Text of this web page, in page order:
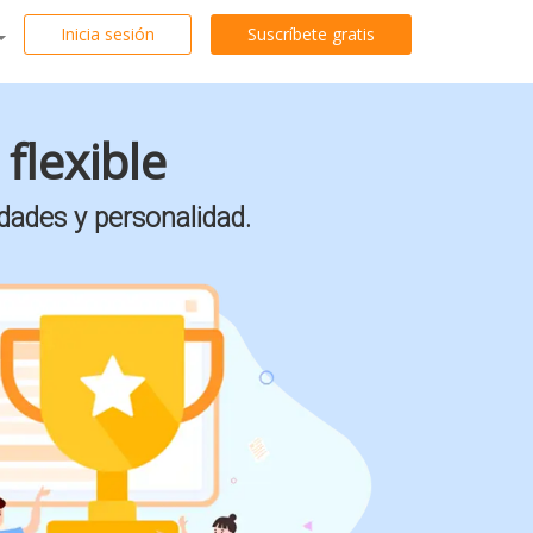
Inicia sesión Suscríbete gratis
y personalidad.